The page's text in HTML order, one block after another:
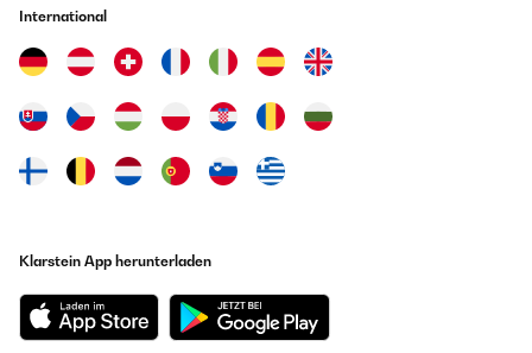
6. Design
Flasche zu verwenden, die sie optisch anspricht.
Farbenfrohe Designs in verschiedenen Farben und Muster
7. Nachhaltigkeit
International
Klarstein App herunterladen